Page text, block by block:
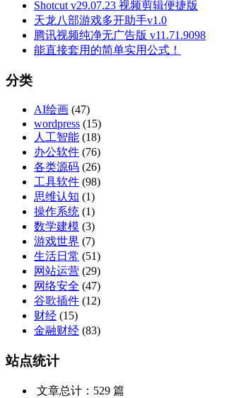
Shotcut v29.07.23 视频剪辑便捷版
天龙八部游戏多开助手v1.0
腾讯视频纯净无广告版 v11.71.9098
能直接套用的简单实用公式！
分类
AI绘画 (47)
wordpress (15)
人工智能 (18)
办公软件 (76)
各类源码 (26)
工具软件 (98)
思维认知 (1)
操作系统 (1)
数学建模 (3)
游戏世界 (7)
生活日常 (51)
网站运营 (29)
网络安全 (47)
谷歌插件 (12)
财经 (15)
金融财经 (83)
站点统计
文章总计：529 篇